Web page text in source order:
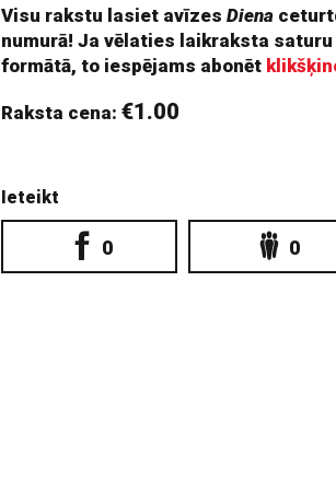
Visu rakstu lasiet avīzesDiena
numurā! Ja vēlaties laikraksta
formātā, to iespējams abonēt
Raksta cena:€1.00
Ieteikt
0 0